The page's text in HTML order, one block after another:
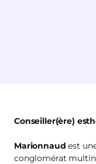
Conseiller(ère)
Marionnaud est
conglomérat